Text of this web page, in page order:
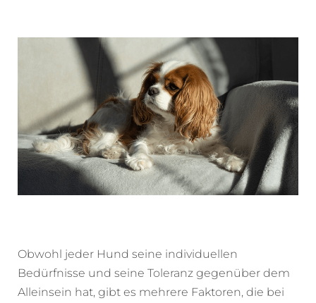
Obwohl jeder Hund seine individuellen
Bedürfnisse und seine Toleranz gegenüber dem
Alleinsein hat, gibt es mehrere Faktoren, die bei